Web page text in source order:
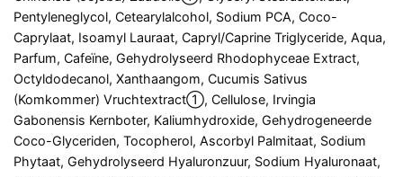
Pentyleneglycol, Cetearylalcohol, Sodium PCA, Coco-
Caprylaat, Isoamyl Lauraat, Capryl/Caprine Triglyceride, Aqua,
Parfum, Cafeïne, Gehydrolyseerd Rhodophyceae Extract,
Octyldodecanol, Xanthaangom, Cucumis Sativus
(Komkommer) Vruchtextract➀, Cellulose, Irvingia
Gabonensis Kernboter, Kaliumhydroxide, Gehydrogeneerde
Coco-Glyceriden, Tocopherol, Ascorbyl Palmitaat, Sodium
Phytaat, Gehydrolyseerd Hyaluronzuur, Sodium Hyaluronaat,